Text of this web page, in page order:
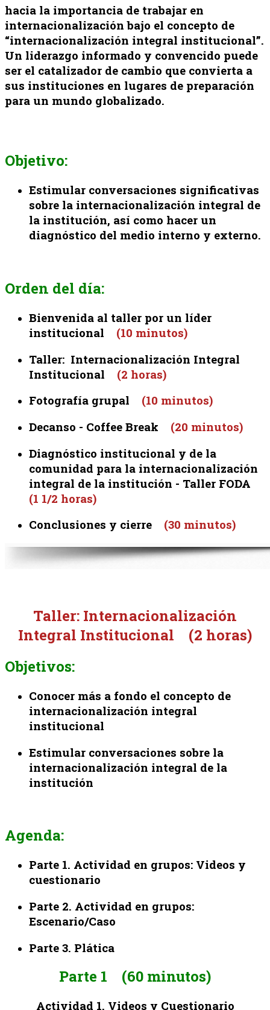
hacia la importancia de trabajar en
internacionalización bajo el concepto de
“internacionalización integral institucional”.
Un liderazgo informado y convencido puede
ser el catalizador de cambio que convierta a
sus instituciones en lugares de preparación
para un mundo globalizado.
Objetivo:
Estimular conversaciones significativas
sobre la internacionalización integral de
la institución, así como hacer un
diagnóstico del medio interno y externo.
Orden del día:
Bienvenida al taller por un líder
institucional (10 minutos)
Taller: Internacionalización Integral
Institucional
(2 horas)
Fotografía grupal (10 minutos)
Decanso - Coffee Break
(20 minutos)
Diagnóstico institucional y de la
comunidad para la internacionalización
integral de la institución - Taller FODA
(1 1/2 horas)
Conclusiones y cierre
(30 minutos)
Taller: Internacionalización
Integral Institucional
(2 horas)
Objetivos:
Conocer más a fondo el concepto de
internacionalización integral
institucional
Estimular conversaciones sobre la
internacionalización integral de la
institución
Agenda:
Parte 1. Actividad en grupos: Videos y
cuestionario
Parte 2. Actividad en grupos:
Escenario/Caso
Parte 3. Plática
Parte 1 (60 minutos)
Actividad 1. Videos y Cuestionario